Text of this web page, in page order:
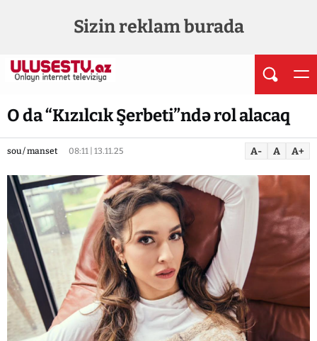
Sizin reklam burada
O da “Kızılcık Şerbeti”ndə rol alacaq
sou / manset 08:11 | 13.11.25 A- A A+